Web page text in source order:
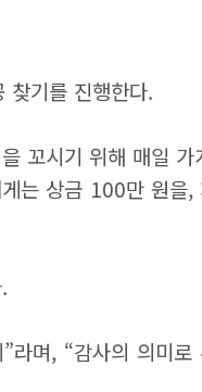
찾기를 진행한다.
꼬시기 위해 매일
는 상금 100만 원을
며, “감사의 의미로